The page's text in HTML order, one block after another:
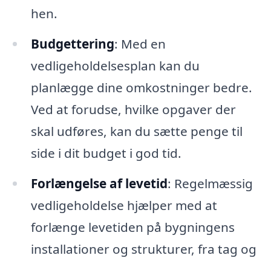
hen.
Budgettering: Med en
vedligeholdelsesplan kan du
planlægge dine omkostninger bedre.
Ved at forudse, hvilke opgaver der
skal udføres, kan du sætte penge til
side i dit budget i god tid.
Forlængelse af levetid: Regelmæssig
vedligeholdelse hjælper med at
forlænge levetiden på bygningens
installationer og strukturer, fra tag og